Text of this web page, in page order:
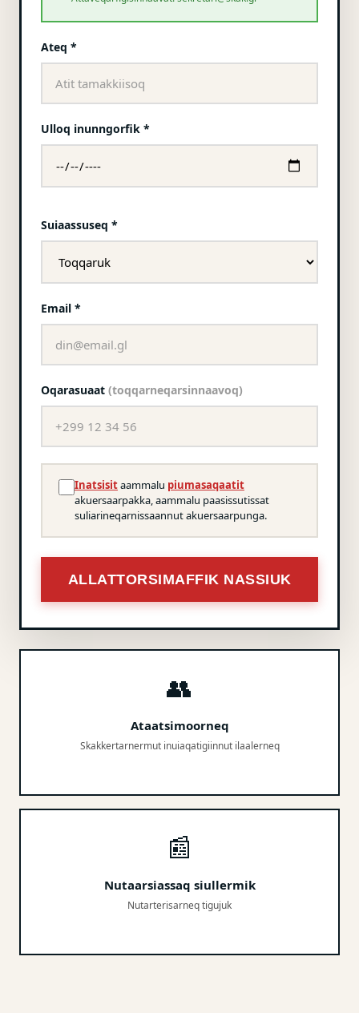
Ateq *
Ulloq inunngorfik *
Suiaassuseq *
Email *
Oqarasuaat (toqqarneqarsinnaavoq)
Inatsisitaammalu piumasaqaatit
akuersaarpakka, aammalu paasissutissat
suliarineqarnissaannut akuersaarpunga.
ALLATTORSIMAFFIK NASSIUK
👥
Ataatsimoorneq
Skakkertarnermut inuiaqatigiinnut ilaalerneq
📰
Nutaarsiassaq siullermik
Nutarterisarneq tigujuk